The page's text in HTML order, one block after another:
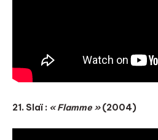
21. Slaï : « Flamme »(2004)